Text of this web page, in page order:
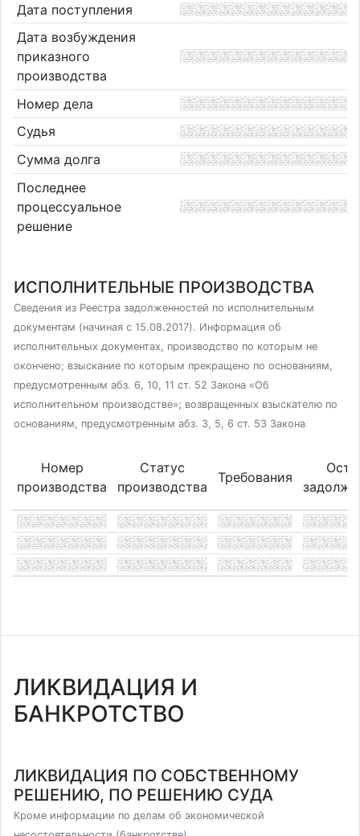
Дата поступления
Дата возбуждения
приказного
производства
Номер дела
Судья
Сумма долга
Последнее
процессуальное
решение
ИСПОЛНИТЕЛЬНЫЕ ПРОИЗВОДСТВА
Сведения из Реестра задолженностей по исполнительным
документам (начиная с 15.08.2017). Информация об
исполнительных документах, производство по которым не
окончено; взыскание по которым прекращено по основаниям,
предусмотренным абз. 6, 10, 11 ст. 52 Закона «Об
исполнительном производстве»; возвращенных взыскателю по
основаниям, предусмотренным абз. 3, 5, 6 ст. 53 Закона
Номер
производства
Статус
производства
Требования
ЛИКВИДАЦИЯ И
БАНКРОТСТВО
ЛИКВИДАЦИЯ ПО СОБСТВЕННОМУ
РЕШЕНИЮ, ПО РЕШЕНИЮ СУДА
Кроме информации по делам об экономической